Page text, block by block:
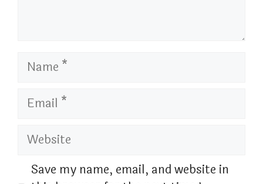
Name
Email
Website
Save my name, email, and website in